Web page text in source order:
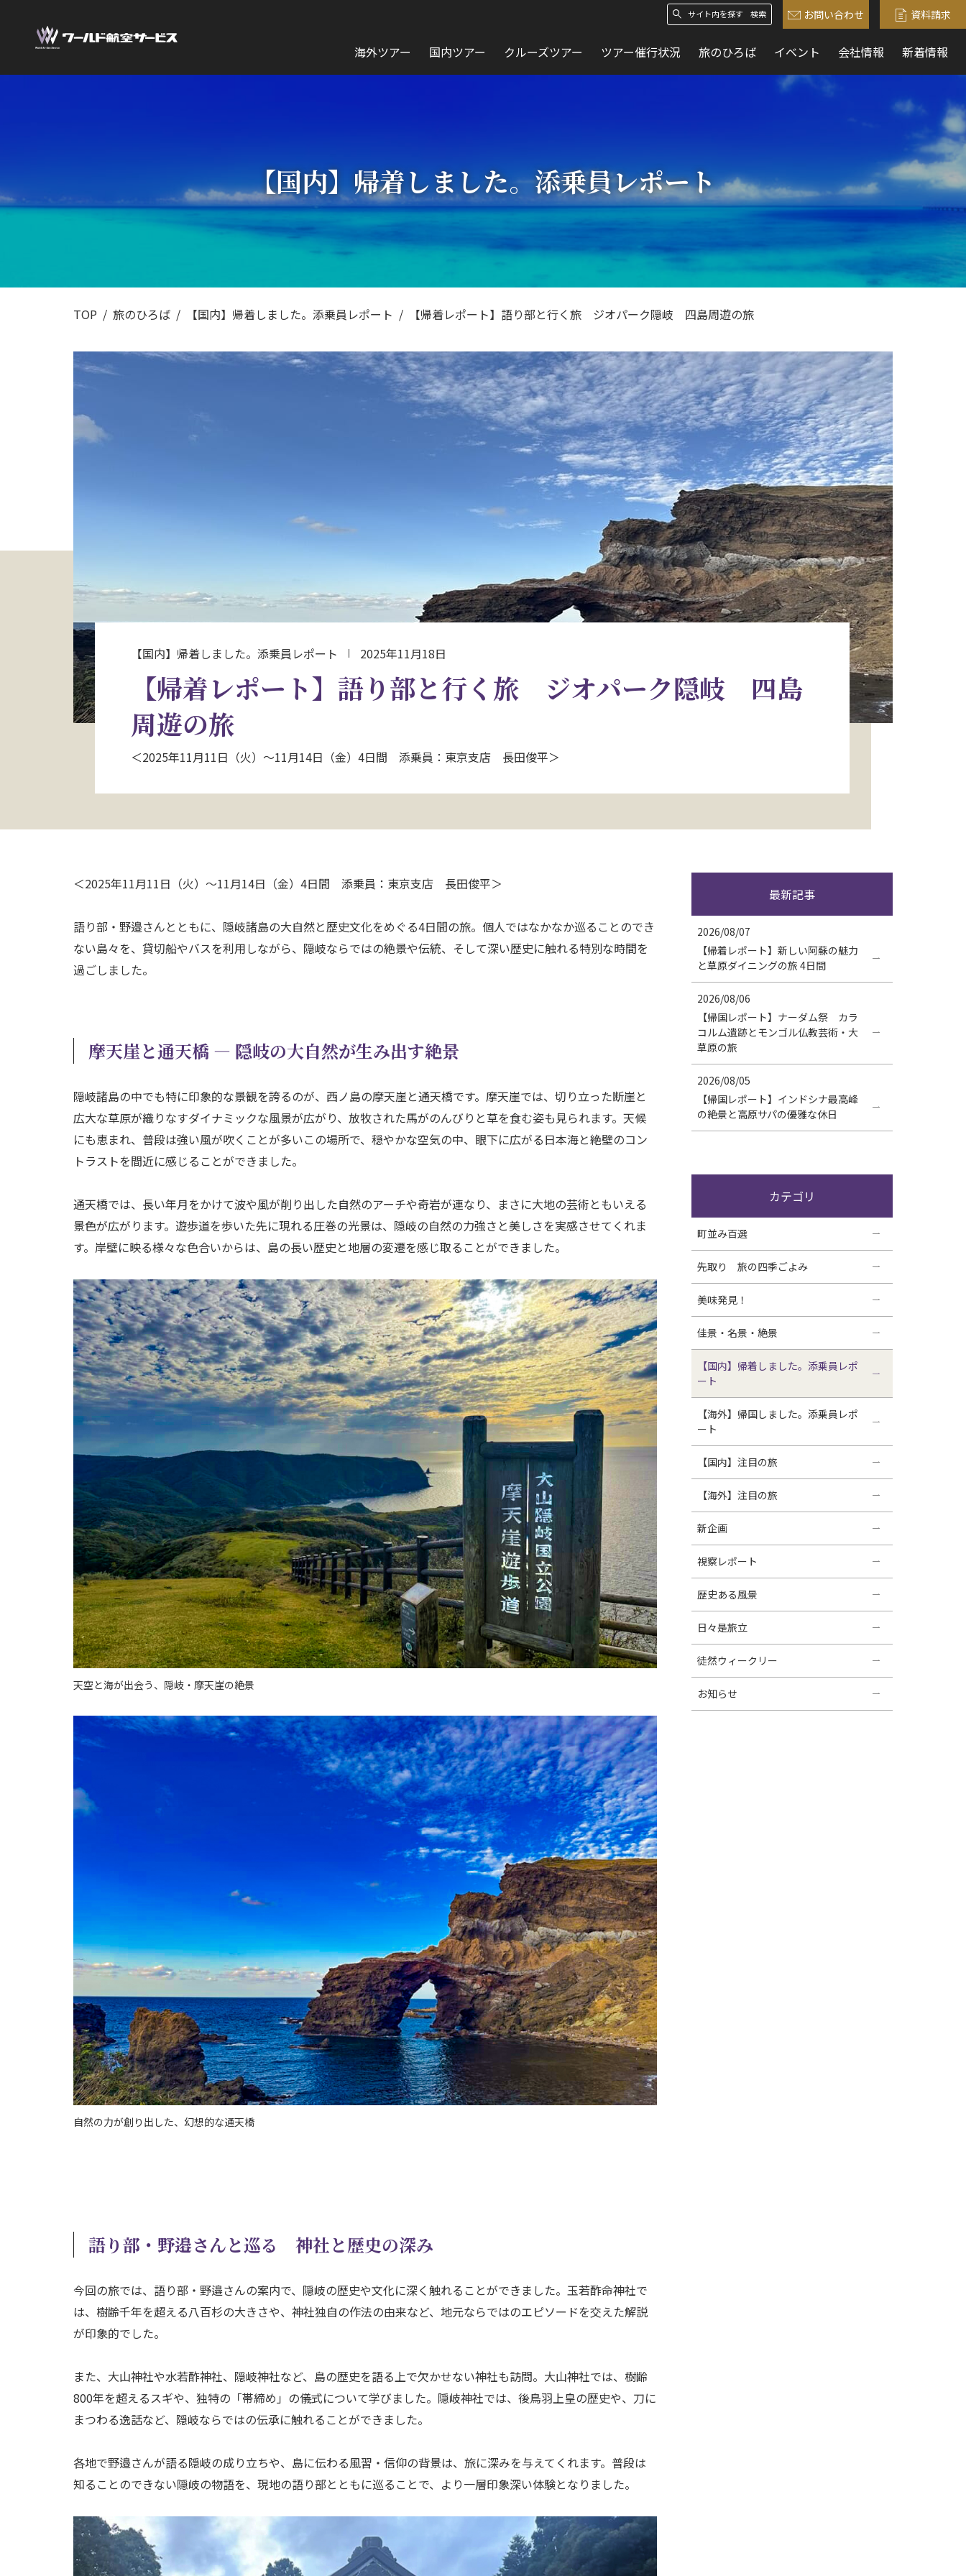
検索 お問い合わせ 資料請求
海外ツアー 国内ツアー クルーズツアー ツアー催行状況 旅のひろば イベント 会社情報 新着情報
【国内】帰着しました。添乗員レポート
TOP 旅のひろば 【国内】帰着しました。添乗員レポート 【帰着レポート】語り部と行く旅 ジオパーク隠岐 四島周遊の旅
【国内】帰着しました。添乗員レポート 2025年11月18日
【帰着レポート】語り部と行く旅 ジオパーク隠岐 四島
周遊の旅
＜2025年11月11日（火）～11月14日（金）4日間 添乗員：東京支店 長田俊平＞
＜2025年11月11日（火）～11月14日（金）4日間 添乗員：東京支店 長田俊平＞
語り部・野邉さんとともに、隠岐諸島の大自然と歴史文化をめぐる4日間の旅。個人ではなかなか巡ることのでき
ない島々を、貸切船やバスを利用しながら、隠岐ならではの絶景や伝統、そして深い歴史に触れる特別な時間を
過ごしました。
摩天崖と通天橋 ― 隠岐の大自然が生み出す絶景
隠岐諸島の中でも特に印象的な景観を誇るのが、西ノ島の摩天崖と通天橋です。摩天崖では、切り立った断崖と
広大な草原が織りなすダイナミックな風景が広がり、放牧された馬がのんびりと草を食む姿も見られます。天候
にも恵まれ、普段は強い風が吹くことが多いこの場所で、穏やかな空気の中、眼下に広がる日本海と絶壁のコン
トラストを間近に感じることができました。
通天橋では、長い年月をかけて波や風が削り出した自然のアーチや奇岩が連なり、まさに大地の芸術ともいえる
景色が広がります。遊歩道を歩いた先に現れる圧巻の光景は、隠岐の自然の力強さと美しさを実感させてくれま
す。岸壁に映る様々な色合いからは、島の長い歴史と地層の変遷を感じ取ることができました。
天空と海が出会う、隠岐・摩天崖の絶景
自然の力が創り出した、幻想的な通天橋
語り部・野邉さんと巡る 神社と歴史の深み
今回の旅では、語り部・野邉さんの案内で、隠岐の歴史や文化に深く触れることができました。玉若酢命神社で
は、樹齢千年を超える八百杉の大きさや、神社独自の作法の由来など、地元ならではのエピソードを交えた解説
が印象的でした。
また、大山神社や水若酢神社、隠岐神社など、島の歴史を語る上で欠かせない神社も訪問。大山神社では、樹齢
800年を超えるスギや、独特の「帯締め」の儀式について学びました。隠岐神社では、後鳥羽上皇の歴史や、刀に
まつわる逸話など、隠岐ならではの伝承に触れることができました。
各地で野邉さんが語る隠岐の成り立ちや、島に伝わる風習・信仰の背景は、旅に深みを与えてくれます。普段は
知ることのできない隠岐の物語を、現地の語り部とともに巡ることで、より一層印象深い体験となりました。
最新記事
2026/08/07
【帰着レポート】新しい阿蘇の魅力
と草原ダイニングの旅 4日間
2026/08/06
【帰国レポート】ナーダム祭 カラ
コルム遺跡とモンゴル仏教芸術・大
草原の旅
2026/08/05
【帰国レポート】インドシナ最高峰
の絶景と高原サパの優雅な休日
カテゴリ
町並み百選
先取り 旅の四季ごよみ
美味発見！
佳景・名景・絶景
【国内】帰着しました。添乗員レポ
ート
【海外】帰国しました。添乗員レポ
ート
【国内】注目の旅
【海外】注目の旅
新企画
視察レポート
歴史ある風景
日々是旅立
徒然ウィークリー
お知らせ